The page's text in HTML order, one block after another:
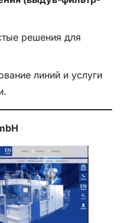
решения для
линий и услуги